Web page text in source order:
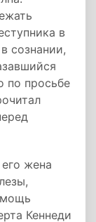
в
сознании,
по просьбе
жена
Кеннеди